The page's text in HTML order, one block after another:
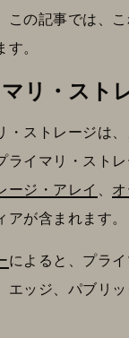
この記事では、
。
リ・スト
・ストレージは
ライマリ・ストレ
ージ・アレイ
アが含まれます。
によると、プラ
エッジ、パブリ